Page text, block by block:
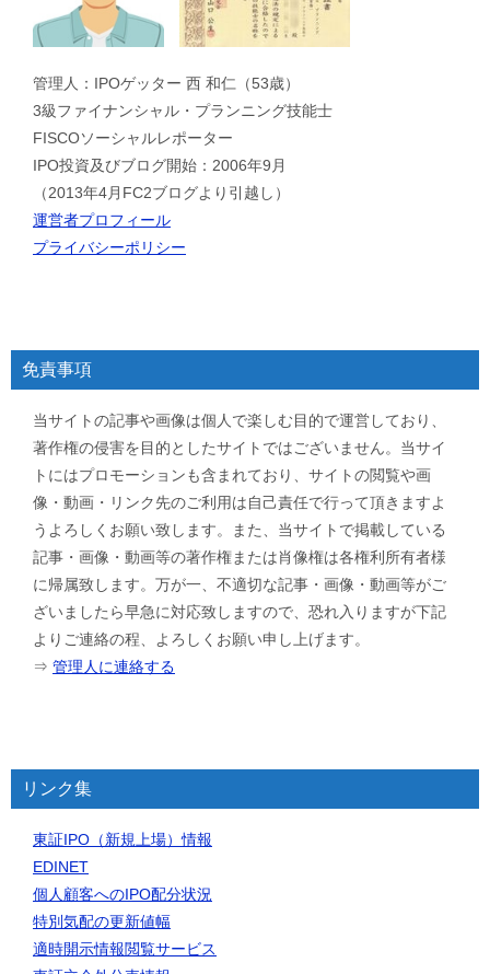
管理人：IPOゲッター 西 和仁（53歳）
3級ファイナンシャル・プランニング技能士
FISCOソーシャルレポーター
IPO投資及びブログ開始：2006年9月
（2013年4月FC2ブログより引越し）
運営者プロフィール
プライバシーポリシー
免責事項
当サイトの記事や画像は個人で楽しむ目的で運営しており、
著作権の侵害を目的としたサイトではございません。当サイ
トにはプロモーションも含まれており、サイトの閲覧や画
像・動画・リンク先のご利用は自己責任で行って頂きますよ
うよろしくお願い致します。また、当サイトで掲載している
記事・画像・動画等の著作権または肖像権は各権利所有者様
に帰属致します。万が一、不適切な記事・画像・動画等がご
ざいましたら早急に対応致しますので、恐れ入りますが下記
よりご連絡の程、よろしくお願い申し上げます。
⇒ 管理人に連絡する
リンク集
東証IPO（新規上場）情報
EDINET
個人顧客へのIPO配分状況
特別気配の更新値幅
適時開示情報閲覧サービス